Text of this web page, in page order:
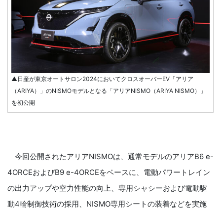
▲日産が東京オートサロン2024においてクロスオーバーEV「アリア
（ARIYA）」のNISMOモデルとなる「アリアNISMO（ARIYA NISMO）」
を初公開
今回公開されたアリアNISMOは、通常モデルのアリアB6 e-
4ORCEおよびB9 e-4ORCEをベースに、電動パワートレイン
の出力アップや空力性能の向上、専用シャシーおよび電動駆
動4輪制御技術の採用、NISMO専用シートの装着などを実施